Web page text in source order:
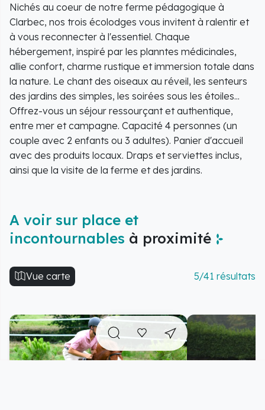
Nichés au coeur de notre ferme pédagogique à
Clarbec, nos trois écolodges vous invitent à ralentir et
à vous reconnecter à l'essentiel. Chaque
hébergement, inspiré par les planntes médicinales,
allie confort, charme rustique et immersion totale dans
la nature. Le chant des oiseaux au réveil, les senteurs
des jardins des simples, les soirées sous les étoiles...
Offrez-vous un séjour ressourçant et authentique,
entre mer et campagne. Capacité 4 personnes (un
couple avec 2 enfants ou 3 adultes). Panier d'accueil
avec des produits locaux. Draps et serviettes inclus,
ainsi que la visite de la ferme et des jardins.
A voir sur place et
incontournables à proximité
Vue carte 5/41 résultats